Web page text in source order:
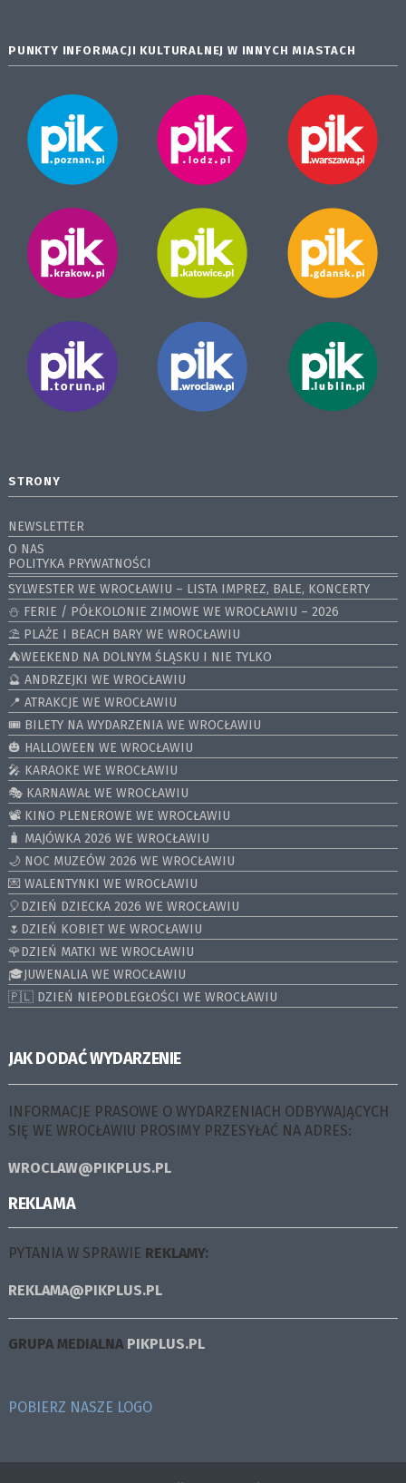
PUNKTY INFORMACJI KULTURALNEJ W INNYCH MIASTACH
STRONY
NEWSLETTER
O NAS
POLITYKA PRYWATNOŚCI
SYLWESTER WE WROCŁAWIU – LISTA IMPREZ, BALE, KONCERTY
⛄️ FERIE / PÓŁKOLONIE ZIMOWE WE WROCŁAWIU – 2026
⛱️ PLAŻE I BEACH BARY WE WROCŁAWIU
⛺️WEEKEND NA DOLNYM ŚLĄSKU I NIE TYLKO
🔮 ANDRZEJKI WE WROCŁAWIU
📍 ATRAKCJE WE WROCŁAWIU
🎟️ BILETY NA WYDARZENIA WE WROCŁAWIU
🎃 HALLOWEEN WE WROCŁAWIU
🎤 KARAOKE WE WROCŁAWIU
🎭 KARNAWAŁ WE WROCŁAWIU
📽️ KINO PLENEROWE WE WROCŁAWIU
🧳 MAJÓWKA 2026 WE WROCŁAWIU
🌙 NOC MUZEÓW 2026 WE WROCŁAWIU
💌 WALENTYNKI WE WROCŁAWIU
🎈DZIEŃ DZIECKA 2026 WE WROCŁAWIU
🌷DZIEŃ KOBIET WE WROCŁAWIU
🌹DZIEŃ MATKI WE WROCŁAWIU
🎓JUWENALIA WE WROCŁAWIU
🇵🇱 DZIEŃ NIEPODLEGŁOŚCI WE WROCŁAWIU
JAK DODAĆ WYDARZENIE
INFORMACJE PRASOWE O WYDARZENIACH ODBYWAJĄCYCH
SIĘ WE WROCŁAWIU PROSIMY PRZESYŁAĆ NA ADRES:
WROCLAW@PIKPLUS.PL
REKLAMA
PYTANIA W SPRAWIE REKLAMY:
REKLAMA@PIKPLUS.PL
GRUPA MEDIALNA PIKPLUS.PL
POBIERZ NASZE LOGO